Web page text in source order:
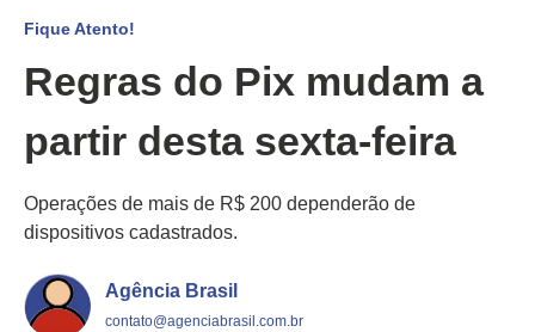
Fique Atento!
Regras do Pix mudam a
partir desta sexta-feira
Operações de mais de R$ 200 dependerão de
dispositivos cadastrados.
Agência Brasil
contato@agenciabrasil.com.br